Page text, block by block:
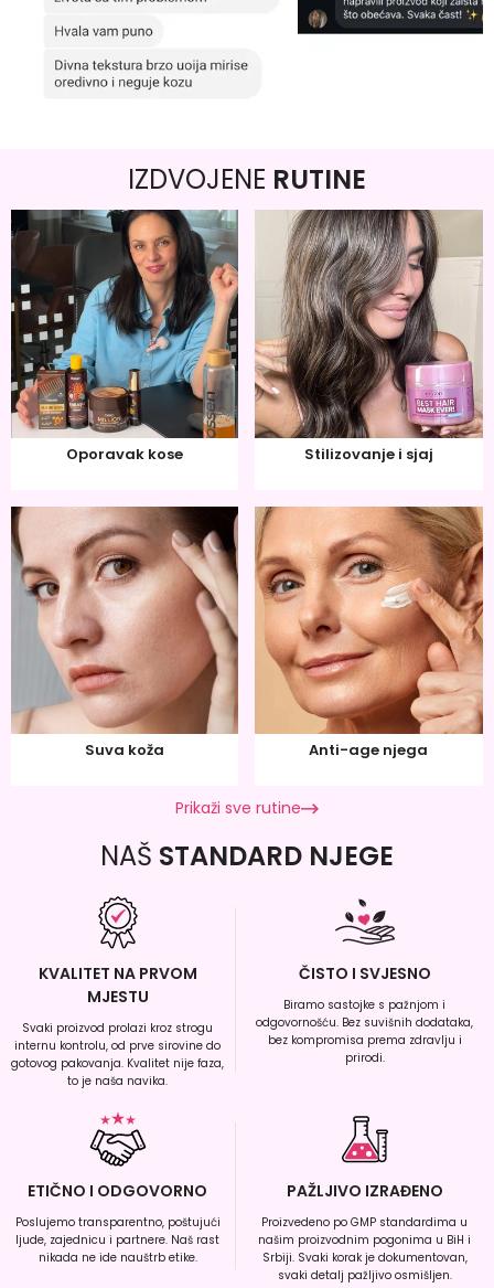
IZDVOJENE RUTINE
Oporavak kose Stilizovanje i sjaj
Suva koža Anti-age njega
Prikaži sve rutine
NAŠ STANDARD NJEGE
KVALITET NA PRVOM
MJESTU
Svaki proizvod prolazi kroz strogu
internu kontrolu, od prve sirovine do
gotovog pakovanja. Kvalitet nije faza,
to je naša navika.
ČISTO I SVJESNO
Biramo sastojke s pažnjom i
odgovornošću. Bez suvišnih dodataka,
bez kompromisa prema zdravlju i
prirodi.
ETIČNO I ODGOVORNO
Poslujemo transparentno, poštujući
ljude, zajednicu i partnere. Naš rast
nikada ne ide nauštrb etike.
PAŽLJIVO IZRAĐENO
Proizvedeno po GMP standardima u
našim proizvodnim pogonima u BiH i
Srbiji. Svaki korak je dokumentovan,
svaki detalj pažljivo osmišljen.